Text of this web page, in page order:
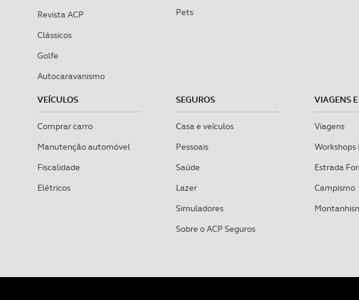
Revista ACP
Clássicos
Golfe
Autocaravanismo
Pets
VEÍCULOS
Comprar carro
Manutenção automóvel
Fiscalidade
Elétricos
SEGUROS
Casa e veículos
Pessoais
Saúde
Lazer
Simuladores
Sobre o ACP Seguros
VIAGENS
Viagens
Estrada
Campismo